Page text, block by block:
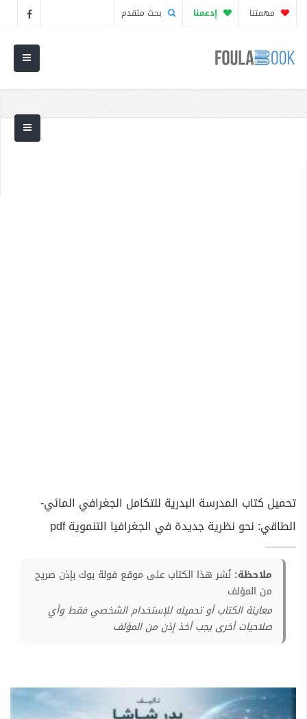
مهمتنا إدعمنا بحث متقدم
تحميل كتاب المدرسة البدرية للتكامل الجغرافي المائي-
الطاقي: نحو نظرية جديدة في الجغرافيا التنموية pdf
ملاحظة: نُشر هذا الكتاب على موقع فولة بوك بإذن صريح
من المؤلف
معاينة الكتاب أو تحميله للإستخدام الشخصي فقط وأي
صلاحيات أخرى يجب أخذ إذن من المؤلف